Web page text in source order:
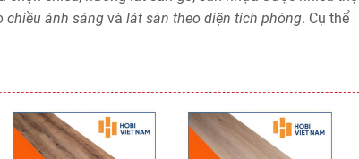
chiều ánh sáng và lát sàn theo diện tích phòng. Cụ thể